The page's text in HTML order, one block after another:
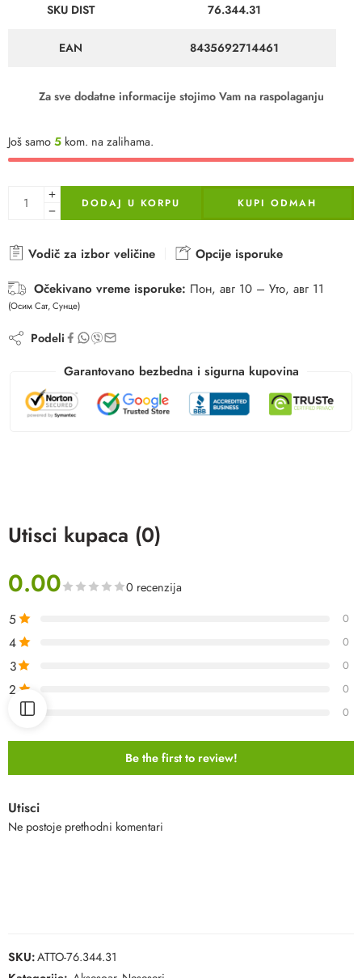
SKU DIST 76.344.31
EAN 8435692714461
Za sve dodatne informacije stojimo Vam na raspolaganju
Još samo5 kom. na zalihama.
DODAJ U KORPU KUPI ODMAH
Vodič za izbor veličine
Opcije isporuke
Očekivano vreme isporuke: Пон, авг 10 – Уто, авг 11
(Осим Сат, Сунце)
Podeli
Garantovano bezbedna i sigurna kupovina
Utisci kupaca (0)
0.00 0 recenzija
5 0
4 0
3 0
2 0
0
Be the first to review!
Utisci
Ne postoje prethodni komentari
SKU:ATTO-76.344.31